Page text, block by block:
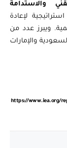
والاستدامة
لإعادة
ويبرز عدد من
والإمارات
https://www.iea.org/